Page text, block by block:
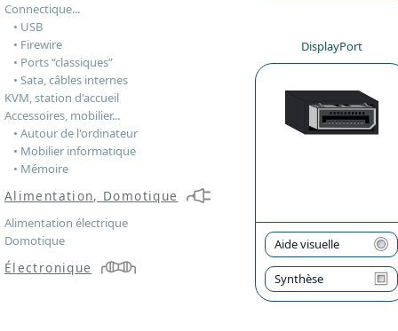
DisplayPort
Aide visuelle
Synthèse
Connectique...
• USB
• Firewire
• Ports “classiques”
• Sata, câbles internes
KVM, station d'accueil
Accessoires, mobilier...
• Autour de l'ordinateur
• Mobilier informatique
• Mémoire
Alimentation, Domotique
Alimentation électrique
Domotique
Électronique